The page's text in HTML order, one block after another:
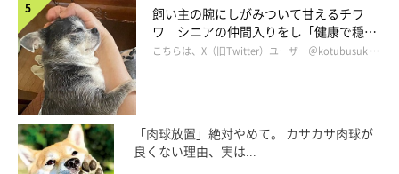
です」
飼い主の腕にしがみついて甘えるチワ
ワ シニアの仲間入りをし「健康で穏や
かな暮らしが続いてほしい」と願う
こちらは、X（旧Twitter）ユーザー＠kotubusuk …
「肉球放置」絶対やめて。 カサカサ肉球が
良くない理由、実は...